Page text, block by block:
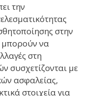
την
στην
μπορούν να
στη
συσχετίζονται με
ασφαλείας,
στοιχεία για